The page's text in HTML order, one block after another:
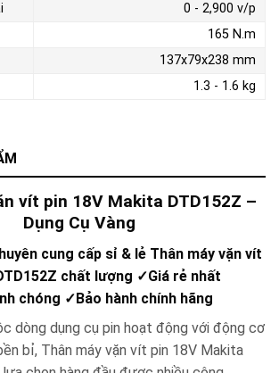
vít pin 18V Makita DTD152Z –
Dụng Cụ Vàng
cung cấp sỉ & lẻ Thân máy vặn vít
chất lượng ✓Giá rẻ nhất
chóng ✓Bảo hành chính hãng
dòng dụng cụ pin hoạt động với động cơ
bỉ, Thân máy vặn vít pin 18V Makita
0 - 2,900 v/p
165 N.m
137x79x238 mm
1.3 - 1.6 kg